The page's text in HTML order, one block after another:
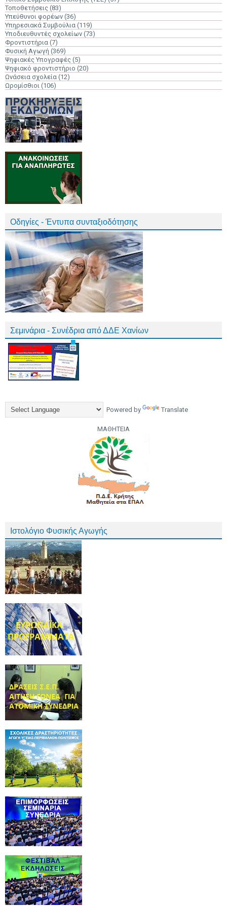
Τοποθετήσεις (83)
Υπεύθυνοι φορέων (36)
Υπηρεσιακά Συμβούλια (119)
Υποδιευθυντές σχολείων (73)
Φροντιστήρια (7)
Φυσική Αγωγή (369)
Ψηφιακές Υπογραφές (5)
Ψηφιακό φροντιστήριο (20)
Ωνάσεια σχολεία (12)
Ωρομίσθιοι (106)
Οδηγίες - Έντυπα συνταξιοδότησης
Σεμινάρια - Συνέδρια από ΔΔΕ Χανίων
Powered by Translate
ΜΑΘΗΤΕΙΑ
Ιστολόγιο Φυσικής Αγωγής